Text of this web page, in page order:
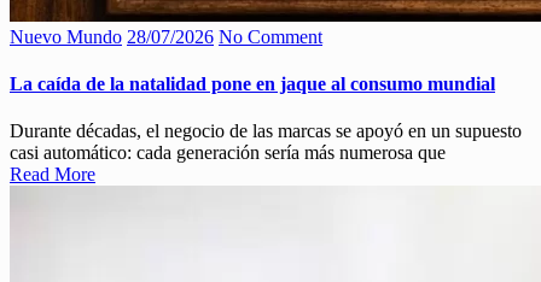
Nuevo Mundo 28/07/2026 No Comment
La caída de la natalidad pone en jaque al consumo mundial
Durante décadas, el negocio de las marcas se apoyó en un supuesto
casi automático: cada generación sería más numerosa que
Read More